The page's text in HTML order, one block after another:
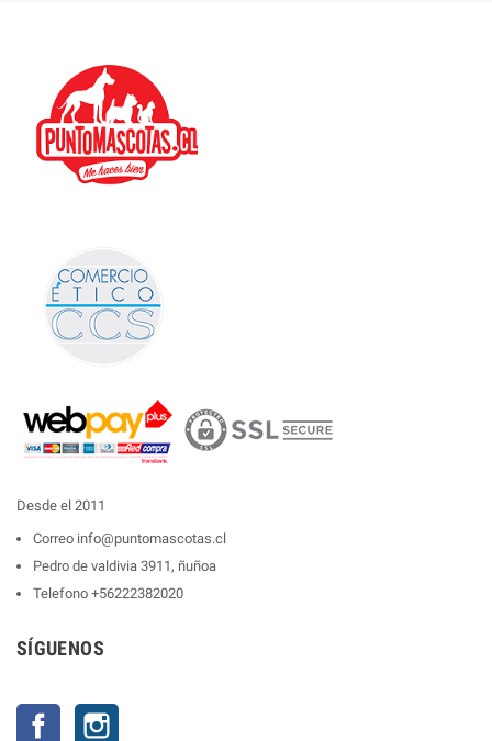
Desde el 2011
Correo info@puntomascotas.cl
Pedro de valdivia 3911, ñuñoa
Telefono +56222382020
SÍGUENOS
Facebook